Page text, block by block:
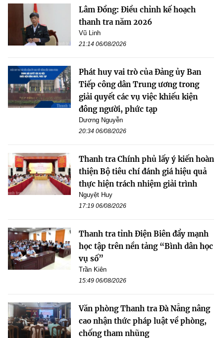
Lâm Đồng: Điều chỉnh kế hoạch
thanh tra năm 2026
Vũ Linh
21:14 06/08/2026
Phát huy vai trò của Đảng ủy Ban
Tiếp công dân Trung ương trong
giải quyết các vụ việc khiếu kiện
đông người, phức tạp
Dương Nguyễn
20:34 06/08/2026
Thanh tra Chính phủ lấy ý kiến hoàn
thiện Bộ tiêu chí đánh giá hiệu quả
thực hiện trách nhiệm giải trình
Nguyệt Huy
17:19 06/08/2026
Thanh tra tỉnh Điện Biên đẩy mạnh
học tập trên nền tảng “Bình dân học
vụ số”
Trần Kiên
15:49 06/08/2026
Văn phòng Thanh tra Đà Nẵng nâng
cao nhận thức pháp luật về phòng,
chống tham nhũng